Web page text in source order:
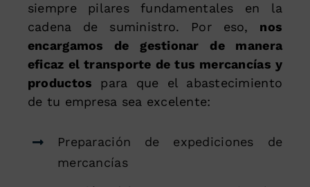
siempre pilares fundamentales en la
cadena de suministro. Por eso, nos
encargamos de gestionar de manera
eficaz el transporte de tus mercancías y
productos para que el abastecimiento
de tu empresa sea excelente:
Preparación de expediciones de
mercancías